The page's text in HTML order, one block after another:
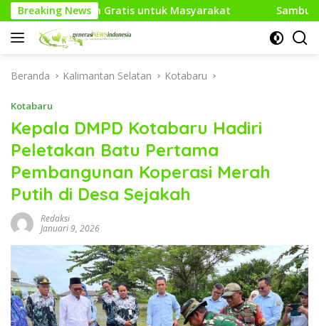
Langsung
ke
konten
Breaking News
untuk Masyarakat Sambut HUT RI Ke-81, Media
Beranda Kalimantan Selatan Kotabaru
Kotabaru
Kepala DMPD Kotabaru Hadiri
Peletakan Batu Pertama
Pembangunan Koperasi Merah
Putih di Desa Sejakah
Redaksi
Januari 9, 2026